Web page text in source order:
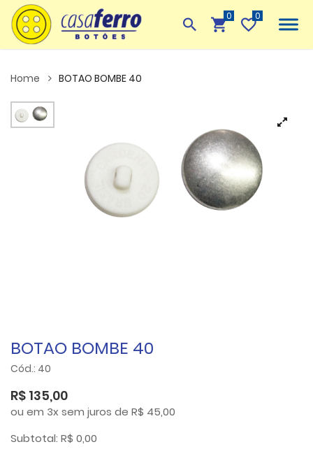
0
Home BOTAO BOMBE 40
BOTAO BOMBE 40
Cód.: 40
R$ 135,00
ou em 3x sem juros de R$ 45,00
Subtotal: R$ 0,00